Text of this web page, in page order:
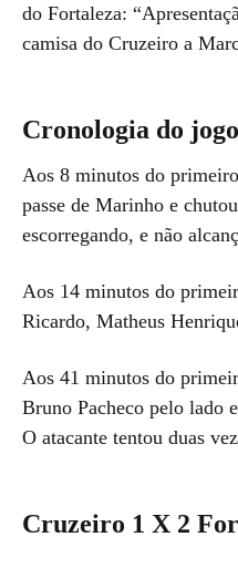
do Fortaleza:
camisa do Cruzeiro a
Cronologia do jogo
Aos 8 minutos do
passe de Marinho e
escorregando, e não
Aos 14 minutos do
Ricardo, Matheus
Aos 41 minutos do
Bruno Pacheco pelo lado
O atacante tentou duas
Cruzeiro 1 X 2